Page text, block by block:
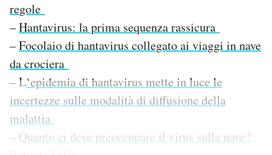
regole
–Hantavirus: la prima sequenza rassicura
–Focolaio di hantavirus collegato ai viaggi in nave
da crociera
– L‘epidemia di hantavirus mette in luce le
incertezze sulle modalità di diffusione della
malattia
– Quanto ci deve preoccupare il virus sulla nave?